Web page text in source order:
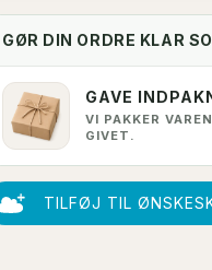
GØR DIN ORDRE KLAR
GAVE
VI PAKKER
GIVET.
TILFØJ TIL